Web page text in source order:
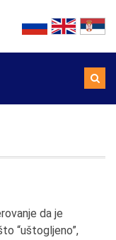
da je
“uštogljeno”,